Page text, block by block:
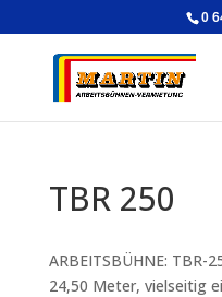
0
TBR 250
ARBEITSBÜHNE: TBR-
24,50 Meter, vielseitig